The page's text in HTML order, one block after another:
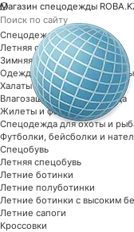
Магазин спецодежды
Спецодежда
Летняя спецодежда
Зимняя спецодежда
Одежда специальной защиты
Халаты рабочие
Влагозащитная спецодежда
Жилеты и фартуки
Спецодежда для охоты и
Футболки, бейсболки и
Спецобувь
Летняя спецобувь
Летние ботинки
Летние полуботинки
Летние ботинки с высоким
Летние сапоги
Кроссовки